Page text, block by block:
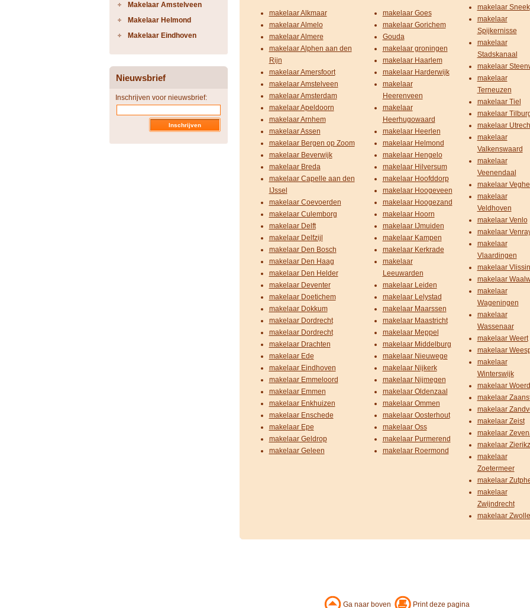
Makelaar Amstelveen
Makelaar Helmond
Makelaar Eindhoven
Nieuwsbrief
Inschrijven voor nieuwsbrief:
makelaar Alkmaar
makelaar Almelo
makelaar Almere
makelaar Alphen aan den
Rijn
makelaar Amersfoort
makelaar Amstelveen
makelaar Amsterdam
makelaar Apeldoorn
makelaar Arnhem
makelaar Assen
makelaar Bergen op Zoom
makelaar Beverwijk
makelaar Breda
makelaar Capelle aan den
IJssel
makelaar Coevoerden
makelaar Culemborg
makelaar Delft
makelaar Delfzijl
makelaar Den Bosch
makelaar Den Haag
makelaar Den Helder
makelaar Deventer
makelaar Doetichem
makelaar Dokkum
makelaar Dordrecht
makelaar Dordrecht
makelaar Drachten
makelaar Ede
makelaar Eindhoven
makelaar Emmeloord
makelaar Emmen
makelaar Enkhuizen
makelaar Enschede
makelaar Epe
makelaar Geldrop
makelaar Geleen
makelaar Goes
makelaar Gorichem
Gouda
makelaar groningen
makelaar Haarlem
makelaar Harderwijk
makelaar
Heerenveen
makelaar
Heerhugowaard
makelaar Heerlen
makelaar Helmond
makelaar Hengelo
makelaar Hilversum
makelaar Hoofddorp
makelaar Hoogeveen
makelaar Hoogezand
makelaar Hoorn
makelaar IJmuiden
makelaar Kampen
makelaar Kerkrade
makelaar
Leeuwarden
makelaar Leiden
makelaar Lelystad
makelaar Maarssen
makelaar Maastricht
makelaar Meppel
makelaar Middelburg
makelaar Nieuwege
makelaar Nijkerk
makelaar Nijmegen
makelaar Oldenzaal
makelaar Ommen
makelaar Oosterhout
makelaar Oss
makelaar Purmerend
makelaar Roermond
makelaar Sneek
makelaar
Spijkernisse
makelaar
Stadskanaal
makelaar
makelaar
Terneuzen
makelaar Tiel
makelaar
makelaar
makelaar
Valkenswaard
makelaar
Veenendaal
makelaar
makelaar
Veldhoven
makelaar Venlo
makelaar
makelaar
Vlaardingen
makelaar
makelaar
makelaar
Wageningen
makelaar
Wassenaar
makelaar Weert
makelaar
makelaar
Winterswijk
makelaar
makelaar
makelaar
makelaar Zeist
makelaar
makelaar
makelaar
Zoetermeer
makelaar
makelaar
Zwijndrecht
makelaar Zwolle
Ga naar boven Print deze pagina